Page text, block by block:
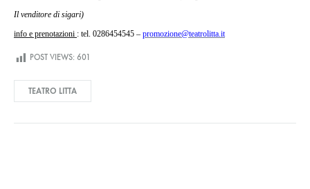
Il venditore di sigari)
info e prenotazioni : tel. 0286454545 – promozione@teatrolitta.it
POST VIEWS: 601
TEATRO LITTA